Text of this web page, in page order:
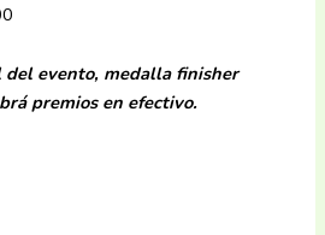
del evento, medalla finisher
premios en efectivo.